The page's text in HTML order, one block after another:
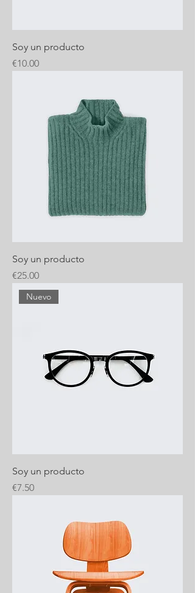
Soy un producto
Price
€10.00
Soy un producto
Price
€25.00
Nuevo
Soy un producto
Price
€7.50